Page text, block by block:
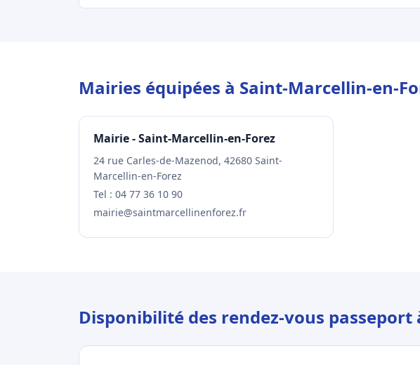
Mairies équipées à Saint-Marcellin-en-
Mairie - Saint-Marcellin-en-Forez
24 rue Carles-de-Mazenod, 42680 Saint-
Marcellin-en-Forez
Tel : 04 77 36 10 90
mairie@saintmarcellinenforez.fr
Disponibilité des rendez-vous